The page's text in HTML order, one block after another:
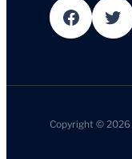
Facebook Twitter
Copyright © 2026